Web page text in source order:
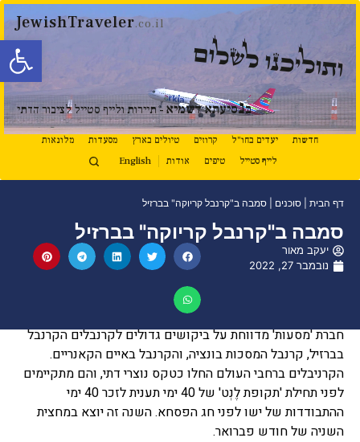
פתח
JewishTraveler.co.il
ותוליכנו לשלום
בנסיעתא דשמיא - תיירות ולייף סטייל לציבור הדתי
חדשות יעדים בחו"ל קרוזים טיולים בארץ מסעדות
מלונאות
לייף סטייל
טיפים אודות English
דף הבית סוכנים סמבה ב"קרנבל קריוקה" בברזיל
סמבה ב"קרנבל קריוקה" בברזיל
יעקב מאור
נובמבר 27, 2022
חברת 'מסעות' מדווחת על ביקושים גדולים לקרנבלים הקרנבל
בברזיל, קרנבל המסכות בונציה, והקרנבל באיים הקאנריים.
הקרניבלים ברחבי העולם החלו כטקס נוצרי דתי, והם מתקיימים
לפני תחילת 'תקופת לֶנְט' של 40 ימי תענית לזכר 40 ימי
ההתבודדות של ישו לפני חג הפסחא. השנה זה יוצא במחצית
השניה של חודש פברואר.